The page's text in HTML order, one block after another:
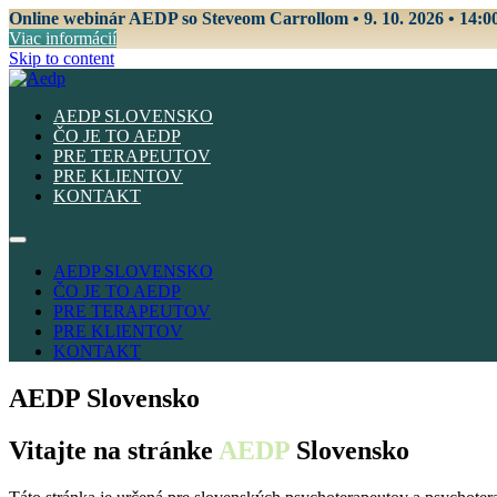
Online webinár AEDP so Steveom Carrollom • 9. 10. 2026 •
Viac informácií
Skip to content
AEDP SLOVENSKO
ČO JE TO AEDP
PRE TERAPEUTOV
PRE KLIENTOV
KONTAKT
AEDP SLOVENSKO
ČO JE TO AEDP
PRE TERAPEUTOV
PRE KLIENTOV
KONTAKT
AEDP Slovensko
Vitajte na stránke AEDP Slovensko